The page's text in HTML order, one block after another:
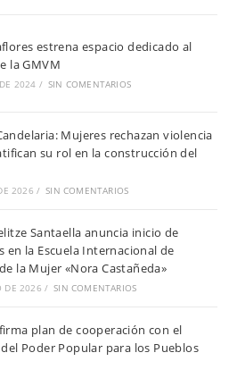
estrena espacio dedicado al
la GMVM
2024 / SIN COMENTARIOS
Mujeres rechazan violencia
su rol en la construcción del
2026 / SIN COMENTARIOS
Santaella anuncia inicio de
en la Escuela Internacional de
la Mujer «Nora Castañeda»
DE 2026 / SIN COMENTARIOS
plan de cooperación con el
Poder Popular para los Pueblos